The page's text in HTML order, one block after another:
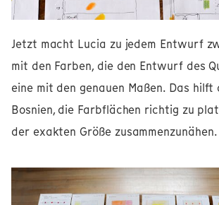
Jetzt macht Lucia zu jedem Entwurf
mit den Farben, die den Entwurf des
eine mit den genauen Maßen. Das hilft
Bosnien, die Farbflächen richtig zu
der exakten Größe zusammenzunähen.